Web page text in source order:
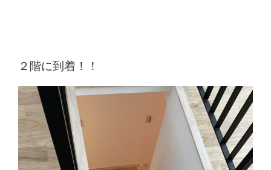
２階に到着！！